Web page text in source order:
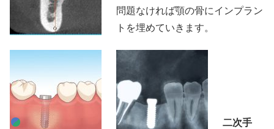
問題なければ顎の骨にインプラン
トを埋めていきます。
二次手